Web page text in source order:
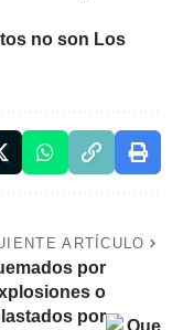
no son Los
ARTÍCULO
por
o
por